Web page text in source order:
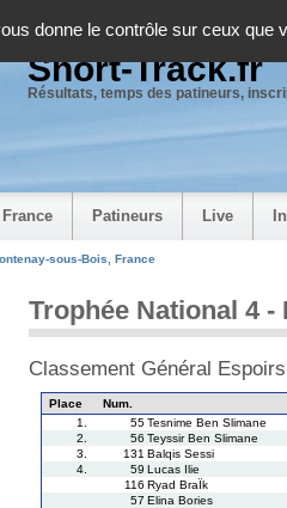
donne le contrôle sur ceux que
Short-Track.fr
Résultats, temps des patineurs,
Patineurs Live
sous-Bois, France
Trophée National 4 -
Classement Général
Place
Num.
1.
55Tesnime Ben Slimane
2.
56 Teyssir Ben Slimane
3.
131 Balqis Sessi
4.
59 Lucas Ilie
116 Ryad BraÏk
57 Elina Bories